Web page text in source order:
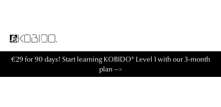
€29 for 90 days! Start learning KOBIDO® Level 1 with our 3-month
plan —>